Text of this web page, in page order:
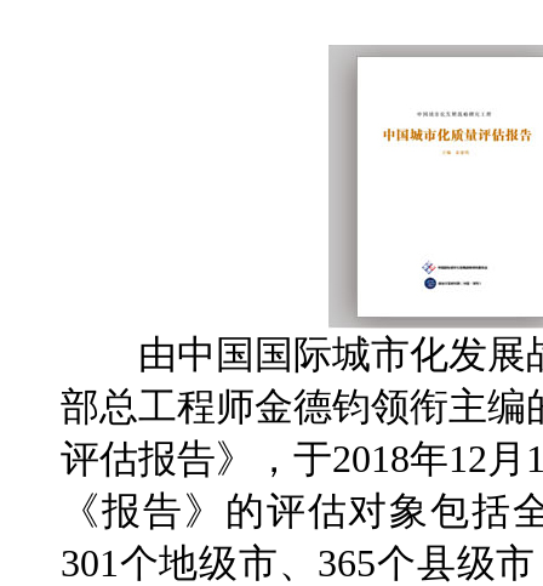
由中国国际城市化发展
部总工程师金德钧领衔主
评估报告》，于2018年12
《报告》的评估对象包括
301个地级市、365个县级